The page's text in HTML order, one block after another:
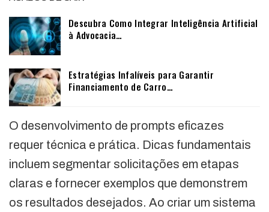
Descubra Como Integrar Inteligência Artificial
à Advocacia…
Estratégias Infalíveis para Garantir
Financiamento de Carro…
O desenvolvimento de prompts eficazes
requer técnica e prática. Dicas fundamentais
incluem segmentar solicitações em etapas
claras e fornecer exemplos que demonstrem
os resultados desejados. Ao criar um sistema